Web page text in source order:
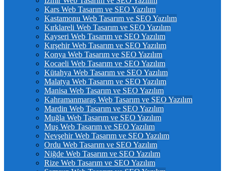
Kars Web Tasarım ve SEO Yazılım
Kastamonu Web Tasarım ve SEO Yazılım
Kırklareli Web Tasarım ve SEO Yazılım
Kayseri Web Tasarım ve SEO Yazılım
Kırşehir Web Tasarım ve SEO Yazılım
Konya Web Tasarım ve SEO Yazılım
Kocaeli Web Tasarım ve SEO Yazılım
Kütahya Web Tasarım ve SEO Yazılım
Malatya Web Tasarım ve SEO Yazılım
Manisa Web Tasarım ve SEO Yazılım
Kahramanmaraş Web Tasarım ve SEO Yazılım
Mardin Web Tasarım ve SEO Yazılım
Muğla Web Tasarım ve SEO Yazılım
Muş Web Tasarım ve SEO Yazılım
Nevşehir Web Tasarım ve SEO Yazılım
Ordu Web Tasarım ve SEO Yazılım
Niğde Web Tasarım ve SEO Yazılım
Rize Web Tasarım ve SEO Yazılım